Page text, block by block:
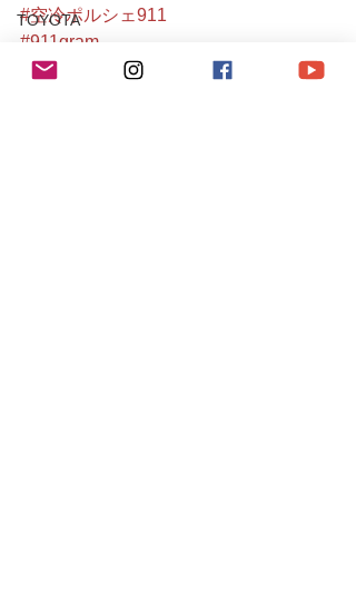
TOYOTA
80Supra
#空冷ポルシェ911
#911gram
#空冷ポルシェ専門店